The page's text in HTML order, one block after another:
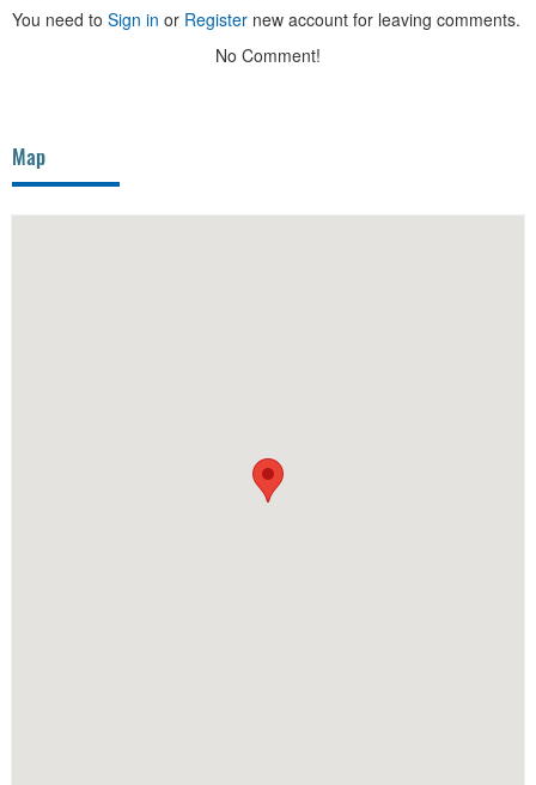
You need to Sign in or Register new account for leaving comments.
No Comment!
Map